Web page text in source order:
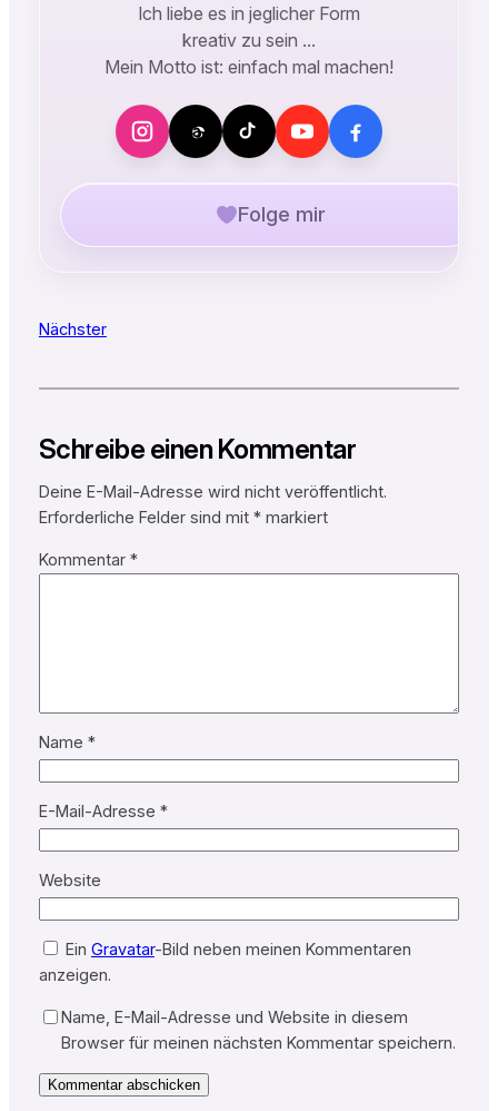
Ich liebe es in jeglicher Form
kreativ zu sein …
Mein Motto ist: einfach mal machen!
Folge mir
Nächster
Schreibe einen Kommentar
Deine E-Mail-Adresse wird nicht veröffentlicht.
Erforderliche Felder sind mit *markiert
Kommentar *
Name *
E-Mail-Adresse *
Website
Ein Gravatar-Bild neben meinen Kommentaren
anzeigen.
Name, E-Mail-Adresse und Website in diesem
Browser für meinen nächsten Kommentar speichern.